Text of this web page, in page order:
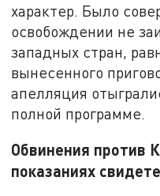
характер. Было
освобождении не
западных стран,
вынесенного
апелляция
полной программе.
Обвинения против
показаниях